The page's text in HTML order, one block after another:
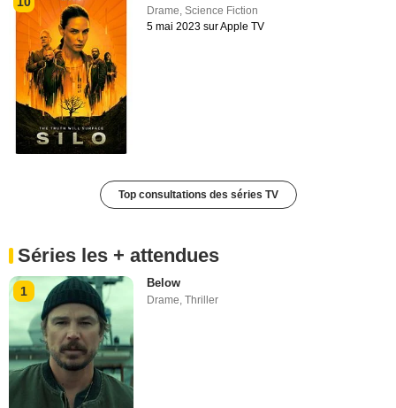
Drame,Science Fiction
5 mai 2023 sur Apple TV
Top consultations des séries TV
Séries les + attendues
1
Below
Drame ,Thriller